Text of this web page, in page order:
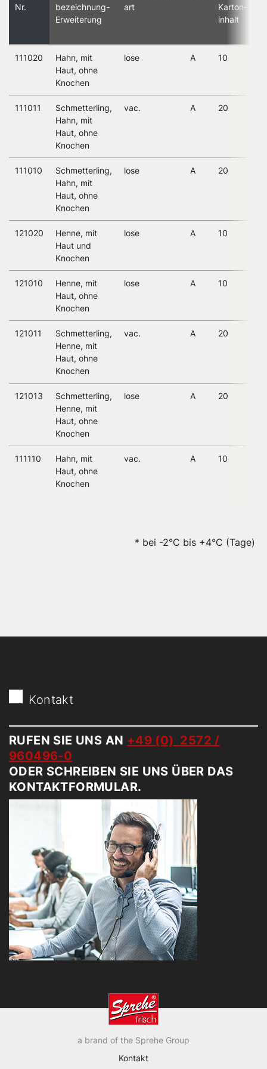
Nr.
bezeich­nung-
Erweiterung
art
Karton­
inhalt
111020
Hahn, mit
Haut, ohne
Knochen
lose A 10
111011
Schmetterling,
Hahn, mit
Haut, ohne
Knochen
vac. A 20
111010
Schmetterling,
Hahn, mit
Haut, ohne
Knochen
lose A 20
121020
Henne, mit
Haut und
Knochen
lose A 10
121010
Henne, mit
Haut, ohne
Knochen
lose A 10
121011
Schmetterling,
Henne, mit
Haut, ohne
Knochen
vac. A 20
121013
Schmetterling,
Henne, mit
Haut, ohne
Knochen
lose A 20
111110
Hahn, mit
Haut, ohne
Knochen
vac. A 10
* bei -2°C bis +4°C (Tage)
Kontakt
RUFEN SIE UNS AN +49 (0) 2572 /
960496-0
ODER SCHREIBEN SIE UNS ÜBER DAS
KONTAKTFORMULAR.
a brand of the Sprehe Group
Kontakt